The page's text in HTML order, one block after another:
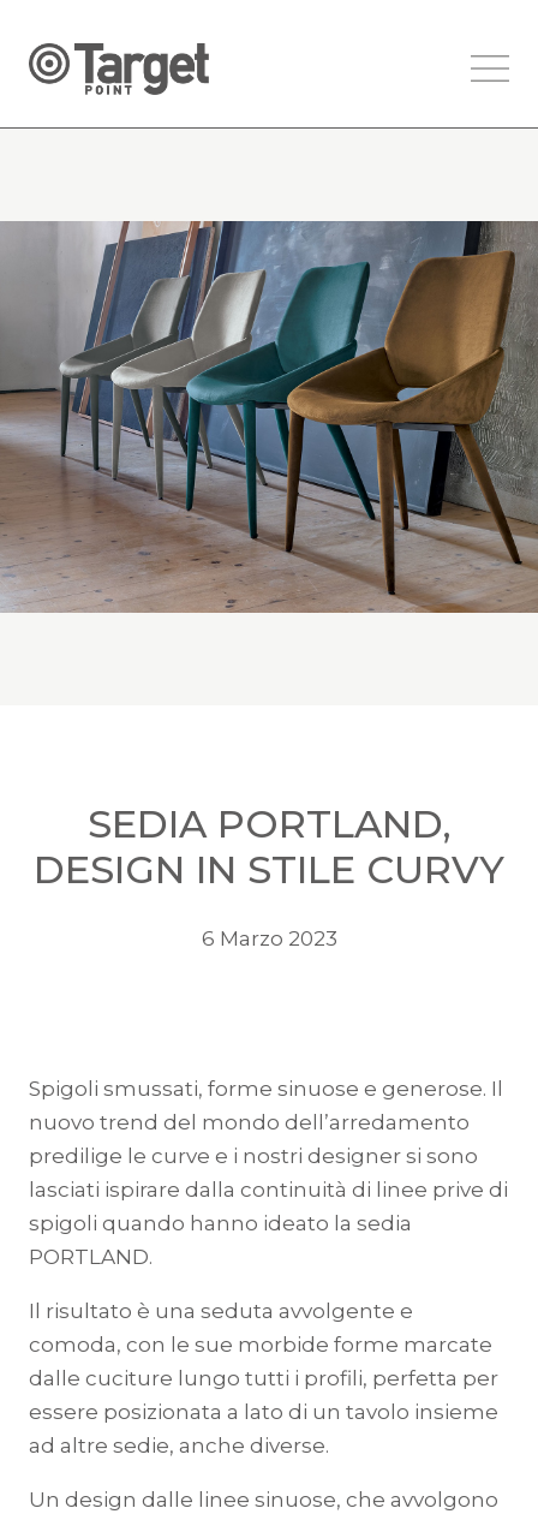
SEDIA PORTLAND,
DESIGN IN STILE CURVY
6 Marzo 2023
Spigoli smussati, forme sinuose e generose. Il
nuovo trend del mondo dell’arredamento
predilige le curve e i nostri designer si sono
lasciati ispirare dalla continuità di linee prive di
spigoli quando hanno ideato la sedia
PORTLAND.
Il risultato è una seduta avvolgente e
comoda, con le sue morbide forme marcate
dalle cuciture lungo tutti i profili, perfetta per
essere posizionata a lato di un tavolo insieme
ad altre sedie, anche diverse.
Un design dalle linee sinuose, che avvolgono